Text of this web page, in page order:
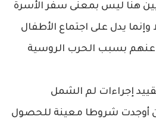
هنا ليس بمعنى سفر الأسرة
وإنما يدل على اجتماع الأطفال
عنهم بسبب الحرب الروسية
إجراءات لم الشمل
أوجدت شروطا معينة للحصول